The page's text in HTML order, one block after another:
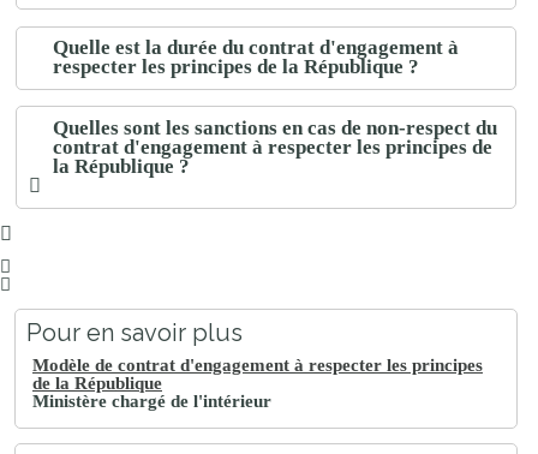
Quelle est la durée du contrat d'engagement à
respecter les principes de la République ?
Quelles sont les sanctions en cas de non-respect du
contrat d'engagement à respecter les principes de
la République ?
Pour en savoir plus
Modèle de contrat d'engagement à respecter les principes
de la République
Ministère chargé de l'intérieur